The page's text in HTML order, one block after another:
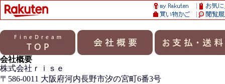
会社概要
株式会社ｒｉｓｅ
〒586-0011 大阪府河内長野市汐の宮町6番3号